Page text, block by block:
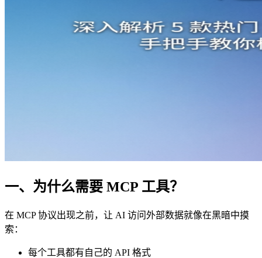
一、为什么需要 MCP 工具？
在 MCP 协议出现之前，让 AI 访问外部数据就像在黑暗中摸
索：
每个工具都有自己的 API 格式